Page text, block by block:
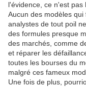
l'évidence, ce n'est pas
Aucun des modèles
analystes de tout poil
des formules presque
des marchés, comme
et réparer les
toutes les bourses du
malgré ces fameux
Une fois de plus,